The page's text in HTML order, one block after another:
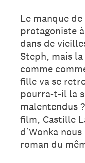
Le manque
protagoniste
dans de
Steph, mais
comme
fille va se
pourra-t-il la
malentendus
film, Castille
d’Wonka
roman du